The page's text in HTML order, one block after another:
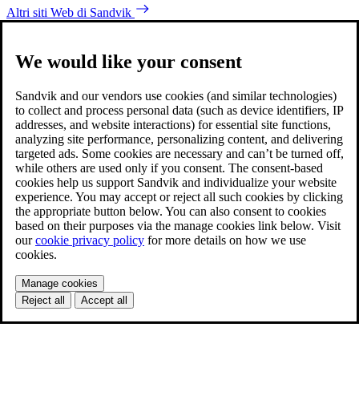
Altri siti Web di Sandvik
We would like your consent
Sandvik and our vendors use cookies (and similar technologies)
to collect and process personal data (such as device identifiers, IP
addresses, and website interactions) for essential site functions,
analyzing site performance, personalizing content, and delivering
targeted ads. Some cookies are necessary and can’t be turned off,
while others are used only if you consent. The consent-based
cookies help us support Sandvik and individualize your website
experience. You may accept or reject all such cookies by clicking
the appropriate button below. You can also consent to cookies
based on their purposes via the manage cookies link below. Visit
ourcookie privacy policy for more details on how we use
cookies.
Manage cookies
Reject all
Accept all